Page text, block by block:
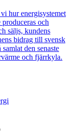
hur energisystemet
och
säljs, kundens
bidrag till svensk
den senaste
och fjärrkyla.